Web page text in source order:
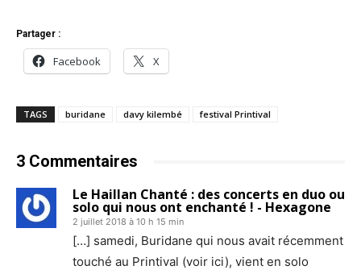
Partager :
Facebook X
TAGS buridane davy kilembé festival Printival
3 Commentaires
Le Haillan Chanté : des concerts en duo ou
solo qui nous ont enchanté ! - Hexagone
2 juillet 2018 à 10 h 15 min
[…] samedi, Buridane qui nous avait récemment
touché au Printival (voir ici), vient en solo